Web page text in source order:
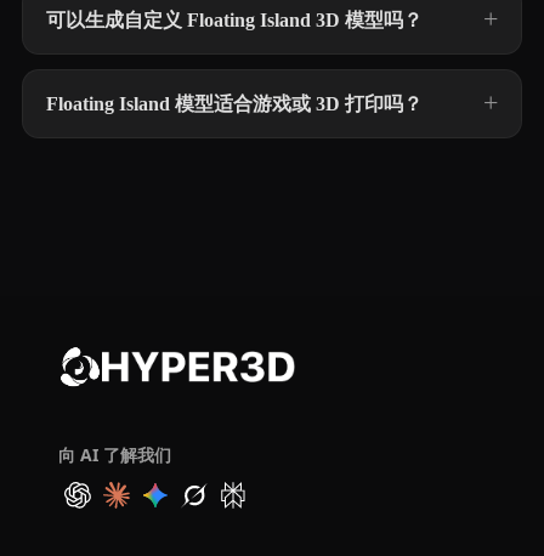
可以生成自定义 Floating Island 3D 模型吗？
Floating Island 模型适合游戏或 3D 打印吗？
向 AI 了解我们